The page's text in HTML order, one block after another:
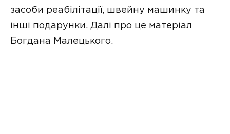
засоби реабілітації, швейну машинку та
інші подарунки. Далі про це матеріал
Богдана Малецького.